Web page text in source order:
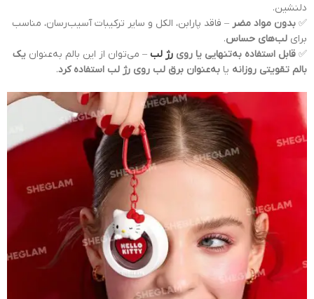
دلنشین.
✅ بدون مواد مضر – فاقد پارابن، الکل و سایر ترکیبات آسیب‌رسان، مناسب
برای لب‌های حساس.
✅ قابل استفاده به‌تنهایی یا روی رژ لب – می‌توان از این بالم به‌عنوان یک
بالم تقویتی روزانه یا به‌عنوان برق لب روی رژ لب استفاده کرد.